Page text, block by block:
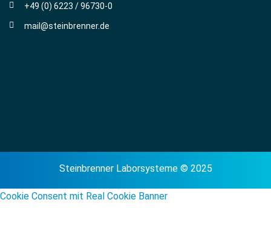
+49 (0) 6223 / 96730-0
mail@steinbrenner.de
Steinbrenner Laborsysteme © 2025
Cookie Consent mit Real Cookie Banner